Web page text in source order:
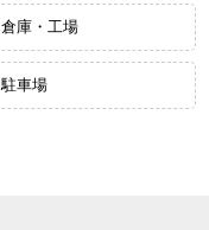
倉庫・工場
駐車場